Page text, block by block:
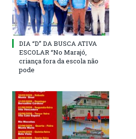
DIA “D” DA BUSCA ATIVA
ESCOLAR “No Marajó,
criança fora da escola não
pode